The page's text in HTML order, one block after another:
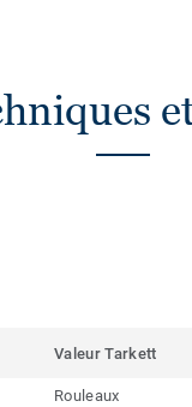
Valeur Tarkett
Rouleaux